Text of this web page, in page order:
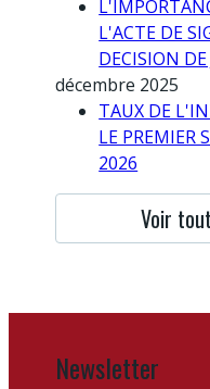
L'ACTE DE
DECISION
décembre 2025
TAUX DE
LE PREMIER
2026
Voir
Newsletter